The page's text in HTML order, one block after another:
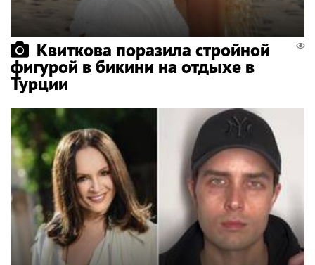
Квиткова поразила стройной
фигурой в бикини на отдыхе в
Турции